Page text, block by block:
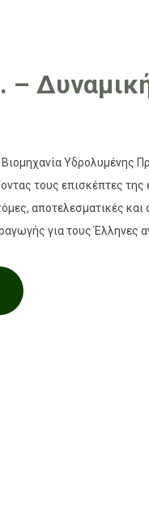
–
Υδρολυμένης
τους επισκέπτες
αποτελεσματικές
για τους Έλληνες